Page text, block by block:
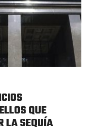
QUE
LA SEQUÍA